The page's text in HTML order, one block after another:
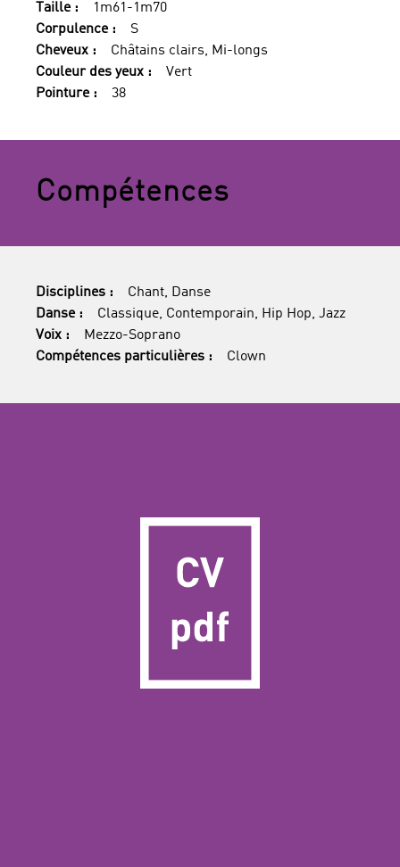
Taille :
1m61-1m70
Corpulence :
S
Cheveux :
Châtains clairs, Mi-longs
Couleur des yeux :
Vert
Pointure :
38
Compétences
Disciplines :
Chant, Danse
Danse :
Classique, Contemporain, Hip Hop, Jazz
Voix :
Mezzo-Soprano
Compétences particulières :
Clown